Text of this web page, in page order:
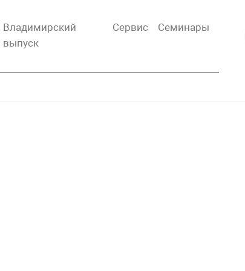
Владимирский
выпуск
Сервис Семинары